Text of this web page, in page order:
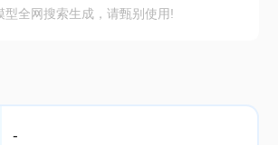
型全网搜索生成，请甄别使用!
-